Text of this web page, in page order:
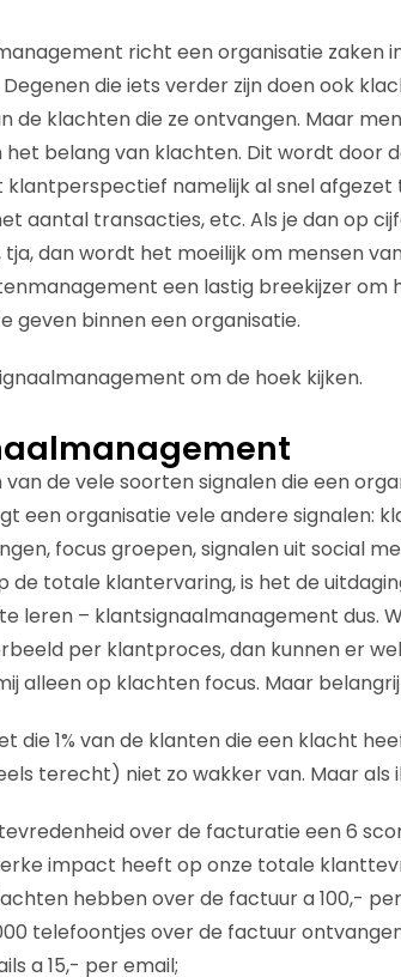
richt een organisatie zaken
die iets verder zijn doen ook
de klachten die ze ontvangen. Maar
het belang van klachten. Dit wordt door
namelijk al snel
aantal transacties, etc. Als je dan op
dan wordt het moeilijk om mensen
een lastig breekijzer om
geven binnen een organisatie.
om de hoek kijken.
van de vele soorten signalen die een
een organisatie vele andere signalen:
focus groepen, signalen uit social
de totale klantervaring, is het de
leren – klantsignaalmanagement dus.
per klantproces, dan kunnen er
alleen op klachten focus. Maar
die 1% van de klanten die een klacht
terecht) niet zo wakker van. Maar als
over de facturatie een 6
impact heeft op onze totale
hebben over de factuur a 100,-
telefoontjes over de factuur
a 15,- per email;